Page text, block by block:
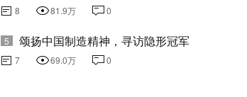
8 81.9万 0
5 颂扬中国制造精神，寻访隐形冠军
7 69.0万 0